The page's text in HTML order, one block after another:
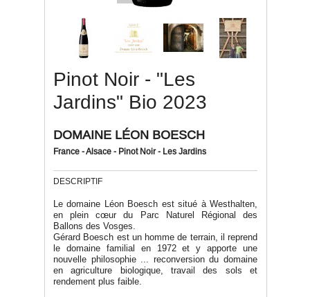
Pinot Noir - "Les
Jardins" Bio 2023
DOMAINE LÉON BOESCH
France - Alsace - Pinot Noir - Les Jardins
DESCRIPTIF
Le domaine Léon Boesch est situé à Westhalten,
en plein cœur du Parc Naturel Régional des
Ballons des Vosges.
Gérard Boesch est un homme de terrain, il reprend
le domaine familial en 1972 et y apporte une
nouvelle philosophie ... reconversion du domaine
en agriculture biologique, travail des sols et
rendement plus faible.